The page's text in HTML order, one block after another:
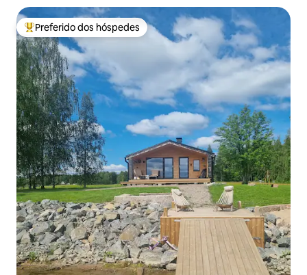
Entre os melhores preferidos dos hóspedes
Preferido dos hóspedes